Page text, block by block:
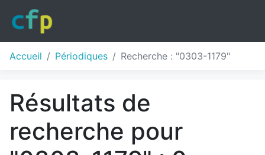
Accueil Périodiques Recherche : "0303-1179"
Résultats de
recherche pour